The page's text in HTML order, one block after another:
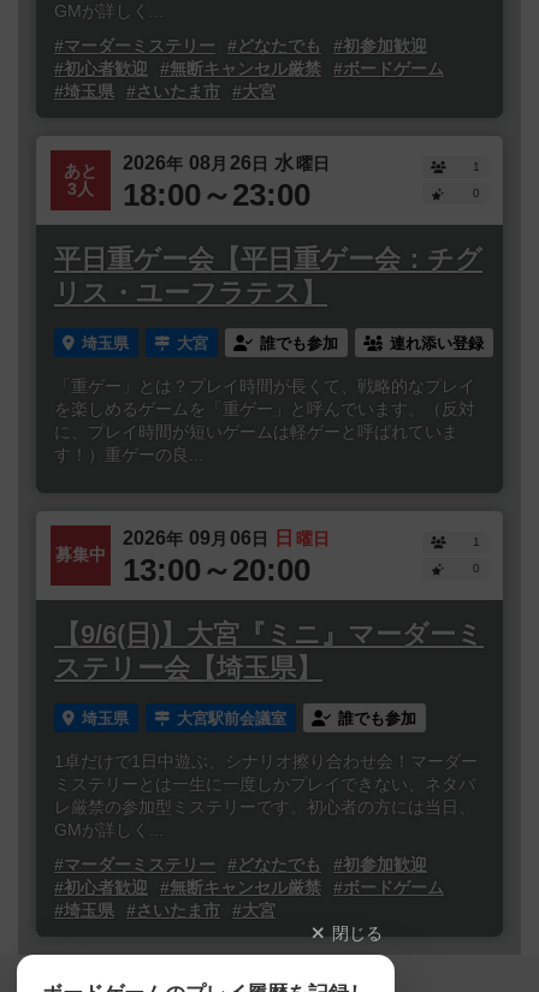
GMが詳しく...
#マーダーミステリー
#どなたでも
#初参加歓迎
#初心者歓迎
#無断キャンセル厳禁
#ボードゲーム
#埼玉県
#さいたま市 #大宮
あと
3人
2026年 08 月 26日 水曜日
18:00～23:00
1
0
平日重ゲー会【平日重ゲー会：チグ
リス・ユーフラテス】
埼玉県 大宮 誰でも参加 連れ添い登録
「重ゲー」とは？プレイ時間が長くて、戦略的なプレイ
を楽しめるゲームを「重ゲー」と呼んでいます。（反対
に、プレイ時間が短いゲームは軽ゲーと呼ばれていま
す！）重ゲーの良...
募集中
2026年 09 月 06日 日 曜日
13:00～20:00
1
0
【9/6(日)】大宮『ミニ』マーダーミ
ステリー会【埼玉県】
埼玉県 大宮駅前会議室 誰でも参加
1卓だけで1日中遊ぶ、シナリオ擦り合わせ会！マーダー
ミステリーとは一生に一度しかプレイできない、ネタバ
レ厳禁の参加型ミステリーです。初心者の方には当日、
GMが詳しく...
#マーダーミステリー
#どなたでも
#初参加歓迎
#初心者歓迎
#無断キャンセル厳禁
#ボードゲーム
#埼玉県
#さいたま市
#大宮
閉じる